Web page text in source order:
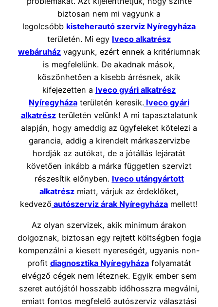
biztosan nem mi vagyunk a
legolcsóbb kisteherautó szerviz Nyíregyháza
területén. Mi egy Iveco alkatrész
webáruház vagyunk, ezért ennek a kritériumnak
is megfelelünk. De akadnak mások,
köszönhetően a kisebb árrésnek, akik
kifejezetten a Iveco gyári alkatrész
Nyíregyháza területén keresik. Iveco gyári
alkatrészterületén velünk! A mi tapasztalatunk
alapján, hogy ameddig az ügyfeleket kötelezi a
garancia, addig a kirendelt márkaszervizbe
hordják az autókat, de a jótállás lejáratát
követően inkább a márka független szervizt
részesítik előnyben. Iveco utángyártott
alkatrész miatt, várjuk az érdeklőket,
kedvező autószerviz árak Nyíregyháza mellett!
Az olyan szervizek, akik minimum árakon
dolgoznak, biztosan egy rejtett költségben fogja
kompenzálni a kiesett nyereségét, ugyanis non-
profit diagnosztika Nyíregyházafolyamatát
elvégző cégek nem léteznek. Egyik ember sem
szeret autójától hosszabb időhosszra megválni,
emiatt fontos megfelelő autószerviz választási